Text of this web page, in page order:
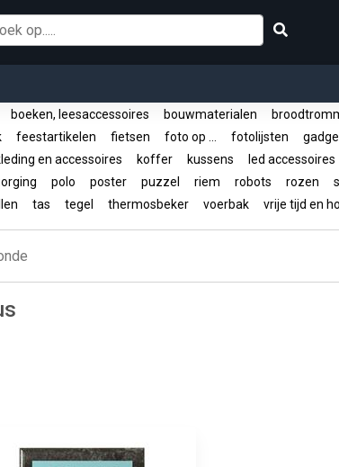
boeken, leesaccessoires bouwmaterialen
feestartikelen fietsen foto op ... fotolijsten
en accessoires koffer kussens led accessoires
polo poster puzzel riem robots rozen
tas tegel thermosbeker voerbak vrije tijd en